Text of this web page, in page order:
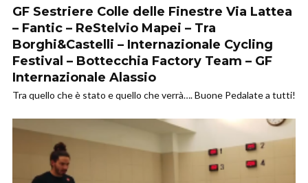
GF Sestriere Colle delle Finestre Via Lattea
– Fantic – ReStelvio Mapei – Tra
Borghi&Castelli – Internazionale Cycling
Festival – Bottecchia Factory Team – GF
Internazionale Alassio
Tra quello che è stato e quello che verrà…. Buone Pedalate a tutti!